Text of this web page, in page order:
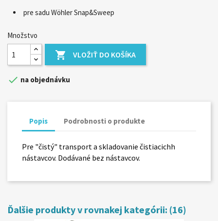
pre sadu Wöhler Snap&Sweep
Množstvo
 VLOŽIŤ DO KOŠÍKA
 na objednávku
Popis Podrobnosti o produkte
Pre "čistý" transport a skladovanie čistiacichh
nástavcov. Dodávané bez nástavcov.
Ďalšie produkty v rovnakej kategórii: (16)